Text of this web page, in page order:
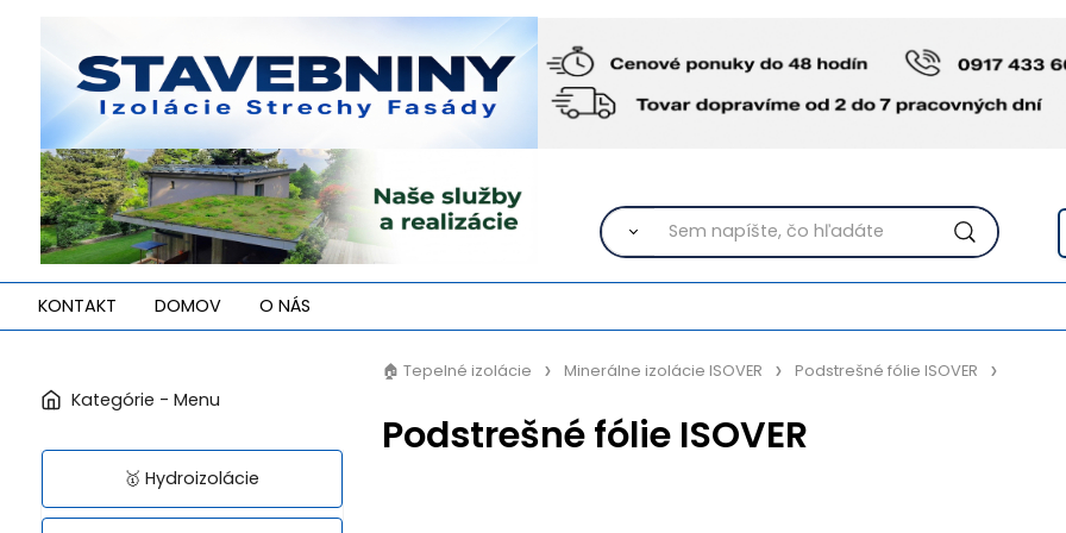
KONTAKT DOMOV O NÁS
🥇 Hydroizolácie
🏠 Tepelné izolácie Minerálne izolácie ISOVER Podstrešné fólie ISOVER
Podstrešné fólie ISOVER